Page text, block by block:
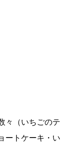
々（いちごのテ
ートケーキ・い